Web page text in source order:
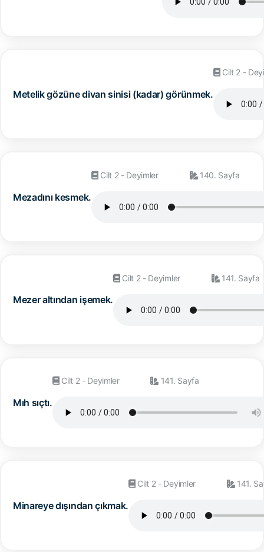
Metelik gözüne divan sinisi (kadar) görünmek.
Cilt 2 -
Mezadını kesmek.
Cilt 2 - Deyimler 140. Sayfa
Mezer altından işemek.
Cilt 2 - Deyimler 141. Sayfa
Mıh sıçtı.
Cilt 2 - Deyimler 141. Sayfa
Minareye dışından çıkmak.
Cilt 2 - Deyimler 141.